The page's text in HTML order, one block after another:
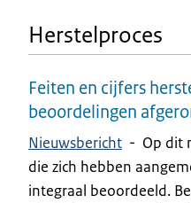
Herstelproces
Feiten en cijfers
beoordelingen
Nieuwsbericht - Op dit
die zich hebben
integraal beoordeeld.